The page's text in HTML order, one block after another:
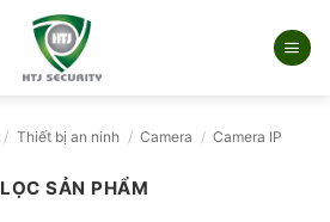
/ Thiết bị an ninh / Camera / Camera IP
LỌC SẢN PHẨM